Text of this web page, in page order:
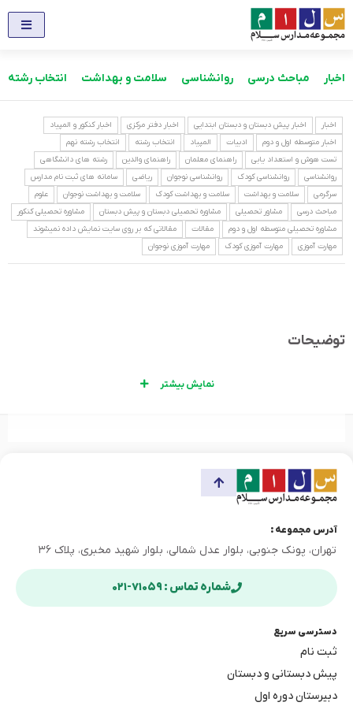
اخبار مباحث درسی روانشناسی سلامت و بهداشت انتخاب رشته
اخبار اخبار پیش دبستان و دبستان ابتدایی اخبار دفتر مرکزی
اخبار کنکور و المپیاد
اخبار متوسطه اول و دوم
ادبیات المپیاد انتخاب رشته
انتخاب رشته نهم
تست هوش و استعداد یابی
راهنمای معلمان راهنمای والدین
رشته های دانشگاهی
روانشناسی
روانشناسی کودک روانشناسی نوجوان ریاضی
سامانه های ثبت نام مدارس
سرگرمی
سلامت و بهداشت سلامت و بهداشت کودک سلامت و بهداشت نوجوان
علوم
مباحث درسی
مشاور تحصیلی مشاوره تحصیلی دبستان و پیش دبستان
مشاوره تحصیلی کنکور
مشاوره تحصیلی متوسطه اول و دوم
مقالات
مقالاتی که بر روی سایت نمایش داده نمیشوند
مهارت آموزی
مهارت آموزی کودک مهارت آموزی نوجوان
توضیحات
نمایش بیشتر
آدرس مجموعه :
تهران، پونک جنوبی، بلوار عدل شمالی، بلوار شهید مخبری، پلاک ۳۶
شماره تماس : ۷۱۰۵۹-۰۲۱
دسترسی سریع
ثبت نام
پیش دبستانی و دبستان
دبیرستان دوره اول